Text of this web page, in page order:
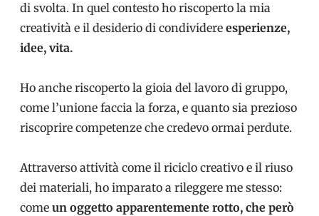
di svolta. In quel contesto ho riscoperto la mia
creatività e il desiderio di condividere esperienze,
idee, vita.
Ho anche riscoperto la gioia del lavoro di gruppo,
come l’unione faccia la forza, e quanto sia prezioso
riscoprire competenze che credevo ormai perdute.
Attraverso attività come il riciclo creativo e il riuso
dei materiali, ho imparato a rileggere me stesso:
come un oggetto apparentemente rotto, che però